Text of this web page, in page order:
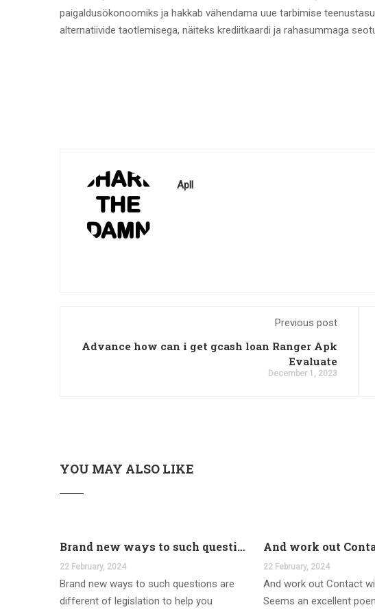
paigaldusökonoomiks ja hakkab vähendama uue tarbimise
alternatiivide taotlemisega, näiteks krediitkaardi ja rahasummaga
Apll
Previous post
Advance how can i get gcash loan Ranger Apk
Evaluate
December 1, 2023
YOU MAY ALSO LIKE
Brand new ways to such questions are different of legislation to help you jurisdiction
22 February, 2024
Brand new ways to such questions are
different of legislation to help you
22 February, 2024
And work out Contact
Seems an excellent